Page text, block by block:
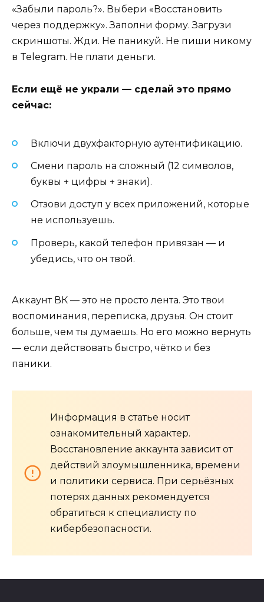
«Забыли пароль?». Выбери «Восстановить
через поддержку». Заполни форму. Загрузи
скриншоты. Жди. Не паникуй. Не пиши никому
в Telegram. Не плати деньги.
Если ещё не украли — сделай это прямо
сейчас:
Включи двухфакторную аутентификацию.
Смени пароль на сложный (12 символов,
буквы + цифры + знаки).
Отзови доступ у всех приложений, которые
не используешь.
Проверь, какой телефон привязан — и
убедись, что он твой.
Аккаунт ВК — это не просто лента. Это твои
воспоминания, переписка, друзья. Он стоит
больше, чем ты думаешь. Но его можно вернуть
— если действовать быстро, чётко и без
паники.
Информация в статье носит
ознакомительный характер.
Восстановление аккаунта зависит от
действий злоумышленника, времени
и политики сервиса. При серьёзных
потерях данных рекомендуется
обратиться к специалисту по
кибербезопасности.